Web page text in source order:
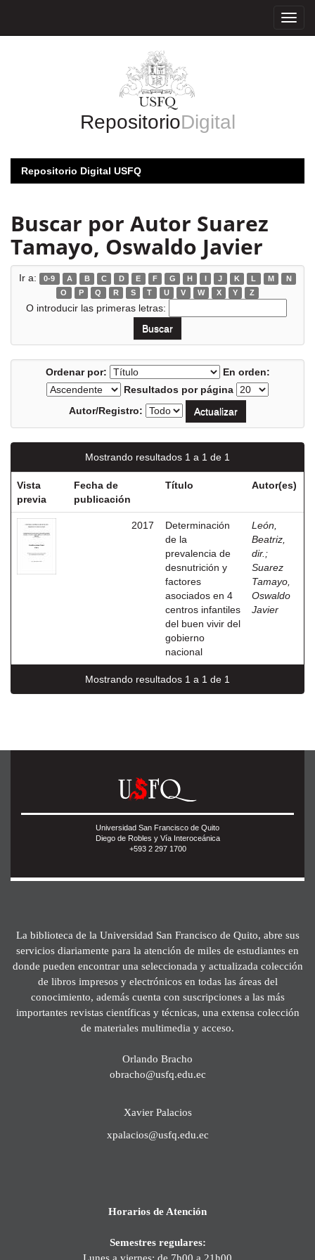
RepositorioDigital
Repositorio Digital USFQ
Buscar por Autor Suarez
Tamayo, Oswaldo Javier
Ir a: 0-9 A B C D E F G H I J K L M
N
O
P Q R S T U V W X Y Z
O introducir las primeras letras:
Ordenar por:
En orden:
Resultados por página
Autor/Registro:
Mostrando resultados 1 a 1 de 1
Vista
previa
Fecha de
publicación
Título Autor(es)
2017
Determinación
de la
prevalencia de
desnutrición y
factores
asociados en 4
centros infantiles
del buen vivir del
gobierno
nacional
León,
Beatriz,
dir. ;
Suarez
Tamayo,
Oswaldo
Javier
Mostrando resultados 1 a 1 de 1
Universidad San Francisco de Quito
Diego de Robles y Vía Interoceánica
+593 2 297 1700
La biblioteca de la Universidad San Francisco de Quito, abre sus
servicios diariamente para la atención de miles de estudiantes en
donde pueden encontrar una seleccionada y actualizada colección
de libros impresos y electrónicos en todas las áreas del
conocimiento, además cuenta con suscripciones a las más
importantes revistas científicas y técnicas, una extensa colección
de materiales multimedia y acceso.
Orlando Bracho
obracho@usfq.edu.ec
Xavier Palacios
xpalacios@usfq.edu.ec
Horarios de Atención
Semestres regulares:
Lunes a viernes: de 7h00 a 21h00